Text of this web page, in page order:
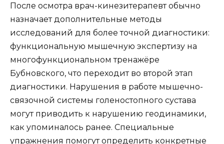
После осмотра врач-кинезитерапевт обычно
назначает дополнительные методы
исследований для более точной диагностики:
функциональную мышечную экспертизу на
многофункциональном тренажёре
Бубновского, что переходит во второй этап
диагностики. Нарушения в работе мышечно-
связочной системы голеностопного сустава
могут приводить к нарушению геодинамики,
как упоминалось ранее. Специальные
упражнения помогут определить конкретные